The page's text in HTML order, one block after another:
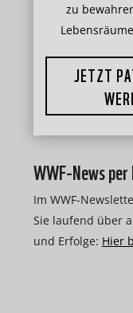
zu
JETZT
WWF-News
Im WWF-
Sie laufend über
und Erfolge: Hier